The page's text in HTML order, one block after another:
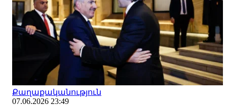
Քաղաքականություն
07.06.2026 23:49